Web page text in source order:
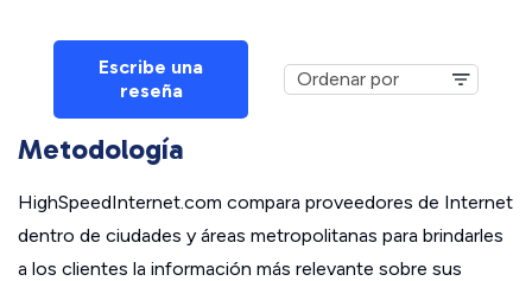
Escribe una
reseña
Metodología
HighSpeedInternet.com compara proveedores de Internet
dentro de ciudades y áreas metropolitanas para brindarles
a los clientes la información más relevante sobre sus